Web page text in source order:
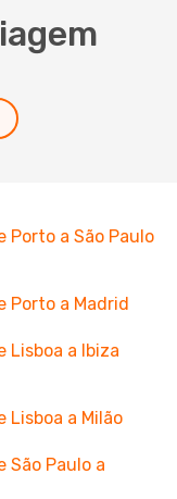
Porto a São Paulo
Porto a Madrid
Lisboa a Ibiza
Lisboa a Milão
São Paulo a